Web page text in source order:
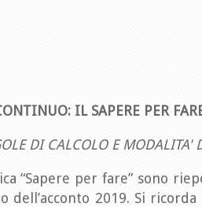
IL SAPERE PER
DI CALCOLO E MODALITA'
“Sapere per fare” sono
dell’acconto 2019. Si